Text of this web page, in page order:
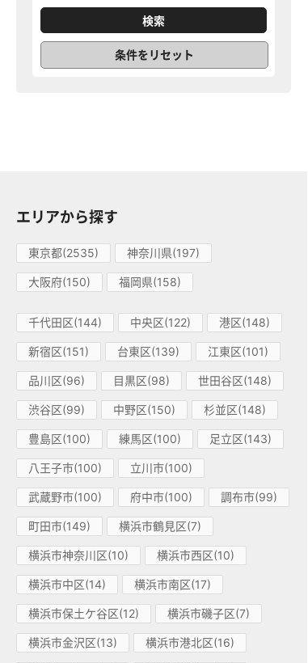
条件をリセット
エリアから探す
東京都(2535) 神奈川県(197)
大阪府(150) 福岡県(158)
千代田区(144) 中央区(122) 港区(148)
新宿区(151) 台東区(139) 江東区(101)
品川区(96) 目黒区(98) 世田谷区(148)
渋谷区(99) 中野区(150) 杉並区(148)
豊島区(100) 練馬区(100) 足立区(143)
八王子市(100) 立川市(100)
武蔵野市(100) 府中市(100) 調布市(99)
町田市(149) 横浜市鶴見区(7)
横浜市神奈川区(10) 横浜市西区(10)
横浜市中区(14) 横浜市南区(17)
横浜市保土ケ谷区(12) 横浜市磯子区(7)
横浜市金沢区(13) 横浜市港北区(16)